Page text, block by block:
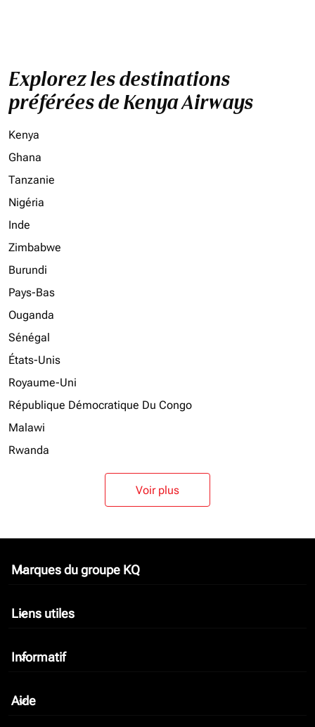
Explorez les destinations
préférées de Kenya Airways
Kenya
Ghana
Tanzanie
Nigéria
Inde
Zimbabwe
Burundi
Pays-Bas
Ouganda
Sénégal
États-Unis
Royaume-Uni
République Démocratique Du Congo
Malawi
Rwanda
Voir plus
Marques du groupe KQ
keyboard_arrow_down
Liens utiles
keyboard_arrow_down
Informatif
keyboard_arrow_down
Aide
keyboard_arrow_down